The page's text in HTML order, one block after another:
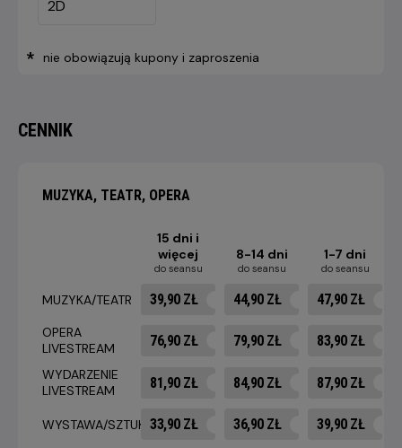
20262D
* nie obowiązują kupony i zaproszenia
CENNIK
MUZYKA, TEATR, OPERA
15 dni i
więcej
do seansu
8-14 dni
do seansu
1-7 dni
do seansu
MUZYKA/TEATR
OPERA
LIVESTREAM
WYDARZENIE
LIVESTREAM
WYSTAWA/SZTUKA
39,90 ZŁ 44,90 ZŁ 47,90 ZŁ
76,90 ZŁ 79,90 ZŁ 83,90 ZŁ
81,90 ZŁ 84,90 ZŁ 87,90 ZŁ
33,90 ZŁ 36,90 ZŁ 39,90 ZŁ